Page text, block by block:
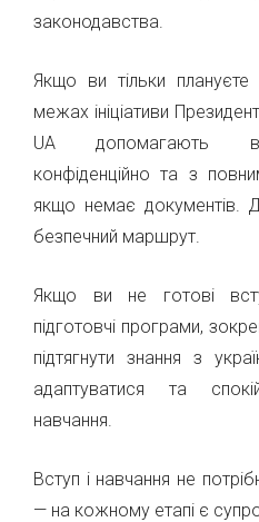
законодавства.
Якщо ви тільки
межах ініціативи
UA допомагають
конфіденційно та з
якщо немає документів.
безпечний маршрут.
Якщо ви не готові
підготовчі програми,
підтягнути знання з
адаптуватися та
навчання.
Вступ і навчання не
— на кожному етапі є